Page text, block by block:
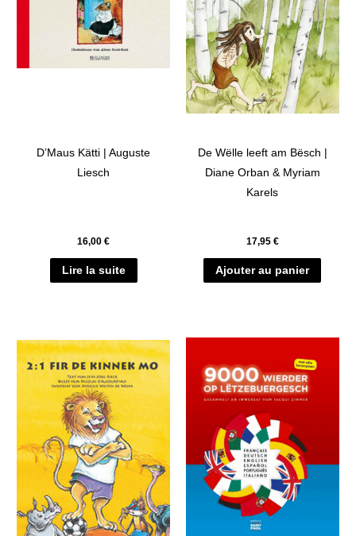
D’Maus Kätti | Auguste
Liesch
16,00€
Lire la suite
De Wëlle leeft am Bësch |
Diane Orban & Myriam
Karels
17,95 €
Ajouter au panier